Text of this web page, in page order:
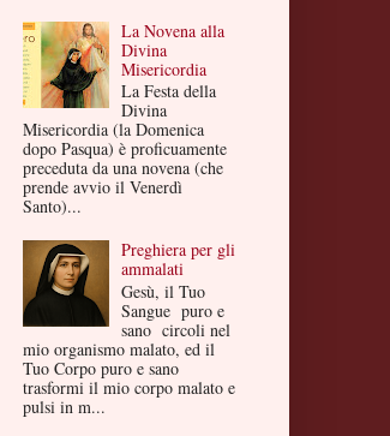
La Novena alla
Divina
Misericordia
La Festa della
Divina
Misericordia (la Domenica
dopo Pasqua) è proficuamente
preceduta da una novena (che
prende avvio il Venerdì
Santo)...
Preghiera per gli
ammalati
Gesù, il Tuo
Sangue puro e
sano circoli nel
mio organismo malato, ed il
Tuo Corpo puro e sano
trasformi il mio corpo malato e
pulsi in m...